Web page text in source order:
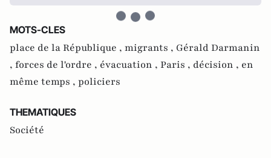
MOTS-CLES
place de la République , migrants , Gérald Darmanin
, forces de l'ordre , évacuation , Paris , décision , en
même temps , policiers
THEMATIQUES
Société